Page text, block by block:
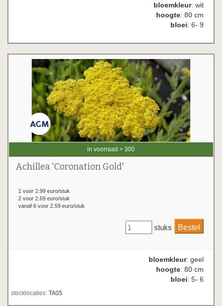
bloemkleur: wit
hoogte: 80 cm
bloei: 6- 9
in voorraad > 300
Achillea 'Coronation Gold'
1 voor 2.99 euro/stuk
2 voor 2.69 euro/stuk
vanaf 6 voor 2.59 euro/stuk
stuks
bloemkleur: geel
hoogte: 80 cm
bloei: 5- 6
stocklocaties: TA05